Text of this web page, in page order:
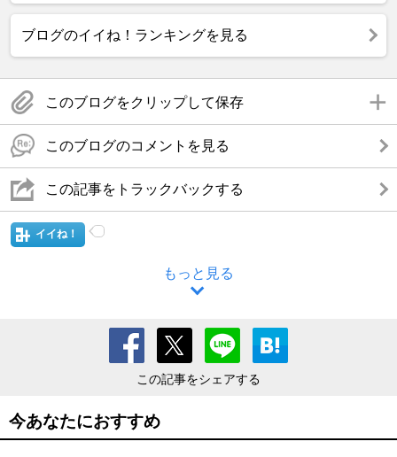
ブログのイイね！ランキングを見る
このブログをクリップして保存
このブログのコメントを見る
この記事をトラックバックする
イイね！
もっと見る
この記事をシェアする
今あなたにおすすめ